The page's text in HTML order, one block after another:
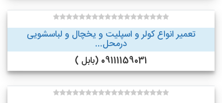
تعمیر انواع کولر و اسپلیت و یخچال و لباسشویی
درمحل...
09111159031 (بابل )